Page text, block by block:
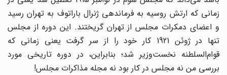
زمانی که ارتش روسیه به فرماندهی ژنرال باراتوف به تهران رسید
و اعضای دمکرات مجلس از تهران گریختند. این دوره از مجلس
تنها در ژوئن 1921 کار خود را از سر گرفت یعنی زمانی که
قوام‌السلطنه نخست‌وزیر شد؛ بنابراین، در دوره تاریخی مورد
بررسی من نه مجلس در کار بود نه مجله مذاکرات مجلس!